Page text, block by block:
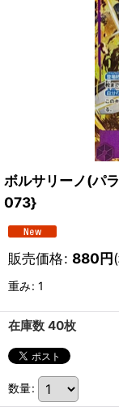
ボルサリーノ(パ
073}
販売価格: 880円
重み: 1
在庫数 40枚
数量: